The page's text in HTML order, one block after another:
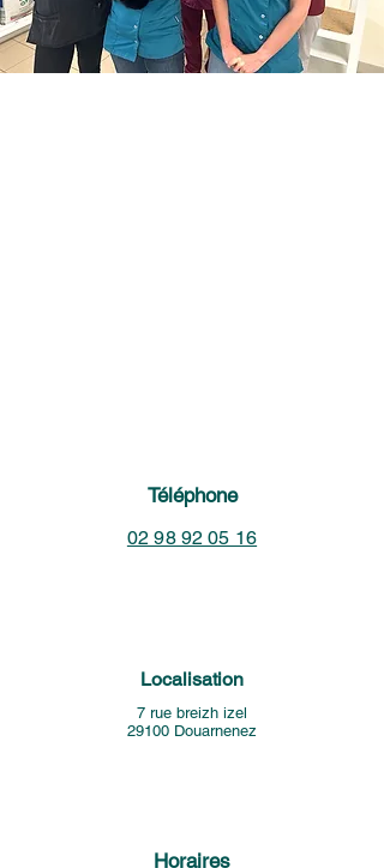
Téléphone
02 98 92 05 16
Localisation
7 rue breizh izel
29100 Douarnenez
Horaires